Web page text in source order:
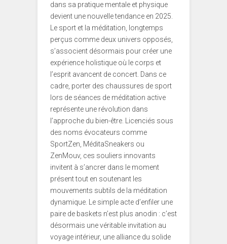
dans sa pratique mentale et physique
devient une nouvelle tendance en 2025.
Le sport et la méditation, longtemps
perçus comme deux univers opposés,
s’associent désormais pour créer une
expérience holistique où le corps et
l’esprit avancent de concert. Dans ce
cadre, porter des chaussures de sport
lors de séances de méditation active
représente une révolution dans
l’approche du bien-être. Licenciés sous
des noms évocateurs comme
SportZen, MéditaSneakers ou
ZenMouv, ces souliers innovants
invitent à s’ancrer dans le moment
présent tout en soutenant les
mouvements subtils de la méditation
dynamique. Le simple acte d’enfiler une
paire de baskets n’est plus anodin : c’est
désormais une véritable invitation au
voyage intérieur, une alliance du solide